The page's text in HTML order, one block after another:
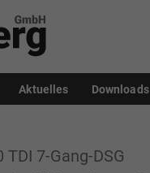
Aktuelles Downloads
TDI 7-Gang-DSG